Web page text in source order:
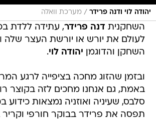
יהודה לוי ודנה פרידר / מערכת וואלה
השחקנית דנה פרידר, עתידה ללדת
לעולם את יורש או יורשת העצר שלה
השחקן והדוגמן יהודה לוי.
ובזמן שהזוג מחכה בציפייה לרגע
באמת, גם אנחנו מחכים לזה בקוצר
סלבס, שעיניה ואוזניה נמצאות כידוע
תפסה את פרידר בבוקר חורפי וקריר